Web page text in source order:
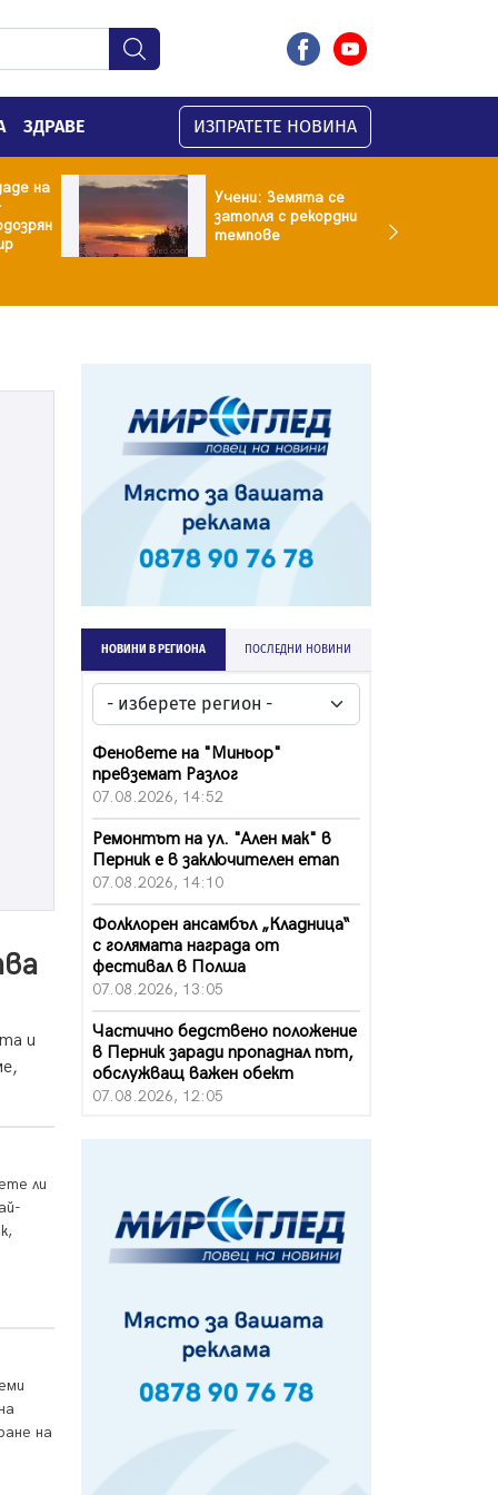
ЗДРАВЕ ИЗПРАТЕТЕ НОВИНА
на
Учени: Земята се
затопля с рекордни
темпове
и
ли
на
НОВИНИ В РЕГИОНА ПОСЛЕДНИ НОВИНИ
Феновете на "Миньор"
превземат Разлог
07.08.2026, 14:52
Ремонтът на ул. "Ален мак" в
Перник е в заключителен етап
07.08.2026, 14:10
Фолклорен ансамбъл „Кладница“
с голямата награда от
фестивал в Полша
07.08.2026, 13:05
Частично бедствено положение
в Перник заради пропаднал път,
обслужващ важен обект
07.08.2026, 12:05
Първите крачки в помощ на
пенсионерите в Перник, вече са
факт
Пак ограничават камионите по
магистралите в петък и неделя.
07.08.2026, 07:55